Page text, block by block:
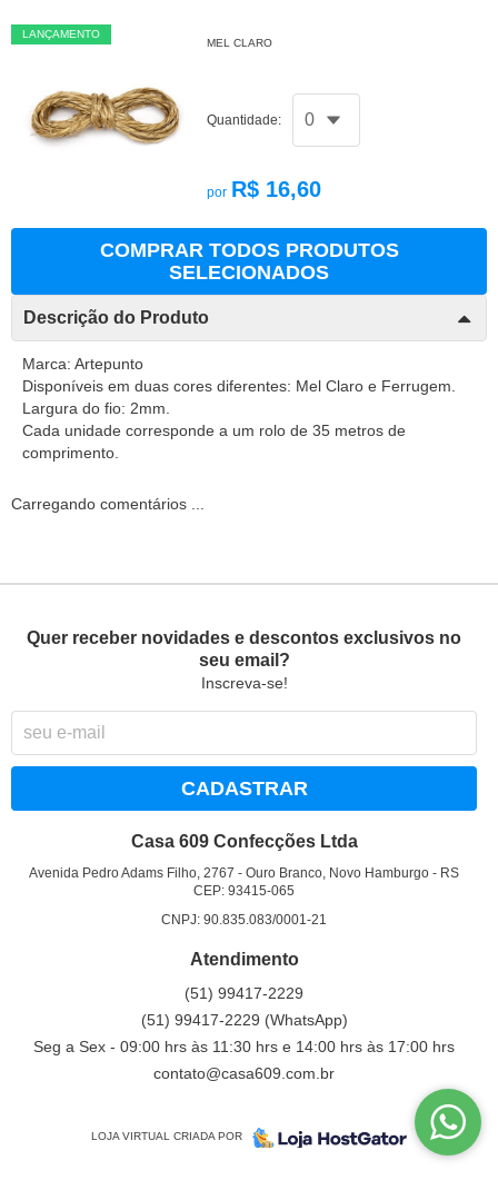
LANÇAMENTO
MEL CLARO
Quantidade:
por R$ 16,60
COMPRAR TODOS PRODUTOS
SELECIONADOS
Descrição do Produto
Marca: Artepunto
Disponíveis em duas cores diferentes: Mel Claro e Ferrugem.
Largura do fio: 2mm.
Cada unidade corresponde a um rolo de 35 metros de
comprimento.
Carregando comentários ...
Quer receber novidades e descontos exclusivos no
seu email?
Inscreva-se!
CADASTRAR
Casa 609 Confecções Ltda
Avenida Pedro Adams Filho, 2767 -Ouro Branco, Novo Hamburgo - RS
CEP: 93415-065
CNPJ: 90.835.083/0001-21
Atendimento
(51) 99417-2229
(51) 99417-2229 (WhatsApp)
Seg a Sex - 09:00 hrs às 11:30 hrs e 14:00 hrs às 17:00 hrs
contato@casa609.com.br
LOJA VIRTUAL CRIADA POR